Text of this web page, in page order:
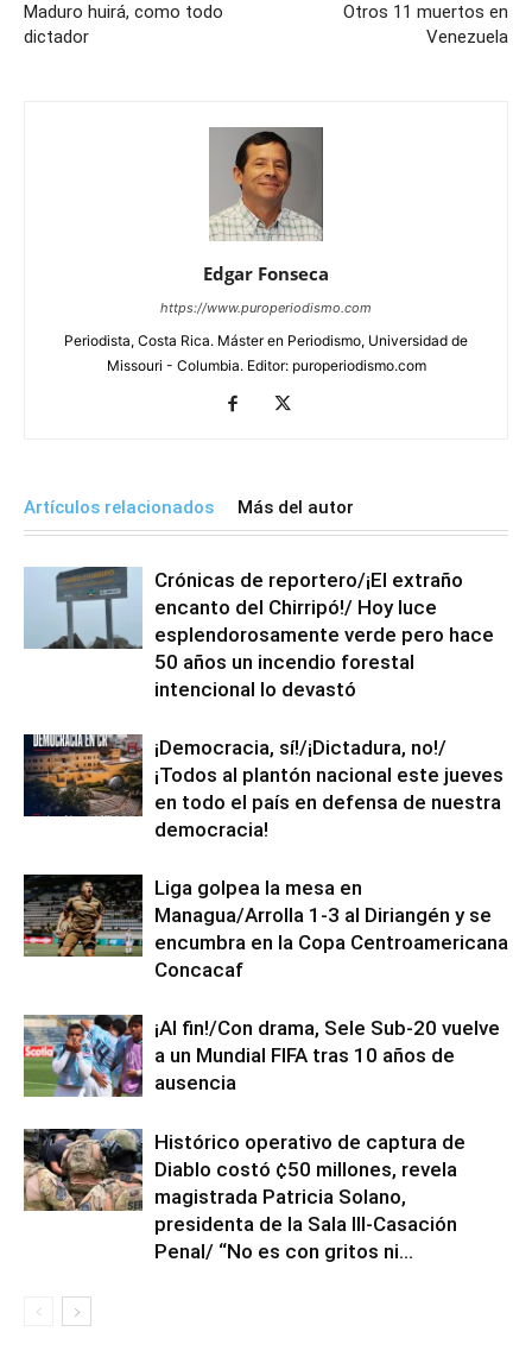
Maduro huirá, como todo
dictador
Otros 11 muertos en
Venezuela
Edgar Fonseca
https://www.puroperiodismo.com
Periodista, Costa Rica. Máster en Periodismo, Universidad de
Missouri - Columbia. Editor: puroperiodismo.com
Artículos relacionados Más del autor
Crónicas de reportero/¡El extraño
encanto del Chirripó!/ Hoy luce
esplendorosamente verde pero hace
50 años un incendio forestal
intencional lo devastó
¡Democracia, sí!/¡Dictadura, no!/
¡Todos al plantón nacional este jueves
en todo el país en defensa de nuestra
democracia!
Liga golpea la mesa en
Managua/Arrolla 1-3 al Diriangén y se
encumbra en la Copa Centroamericana
Concacaf
¡Al fin!/Con drama, Sele Sub-20 vuelve
a un Mundial FIFA tras 10 años de
ausencia
Histórico operativo de captura de
Diablo costó ¢50 millones, revela
magistrada Patricia Solano,
presidenta de la Sala III-Casación
Penal/ “No es con gritos ni...